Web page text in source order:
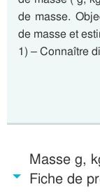
de masse.
de masse et
1) – Connaître
Masse g,
Fiche de